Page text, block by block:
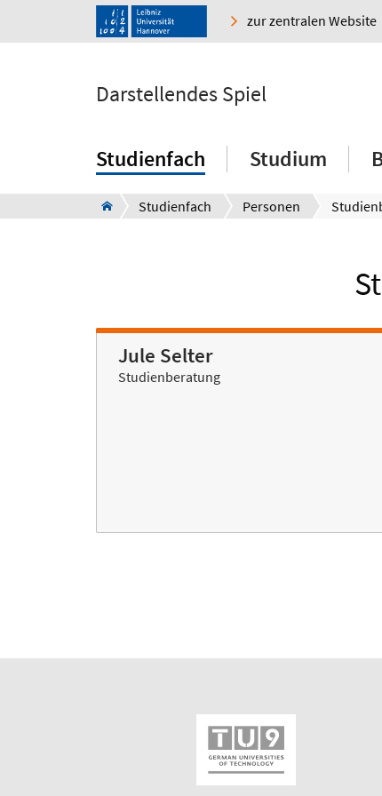
zur zentralen Website
Darstellendes Spiel
Studienfach Studium
Studienfach Personen
Jule Selter
Studienberatung